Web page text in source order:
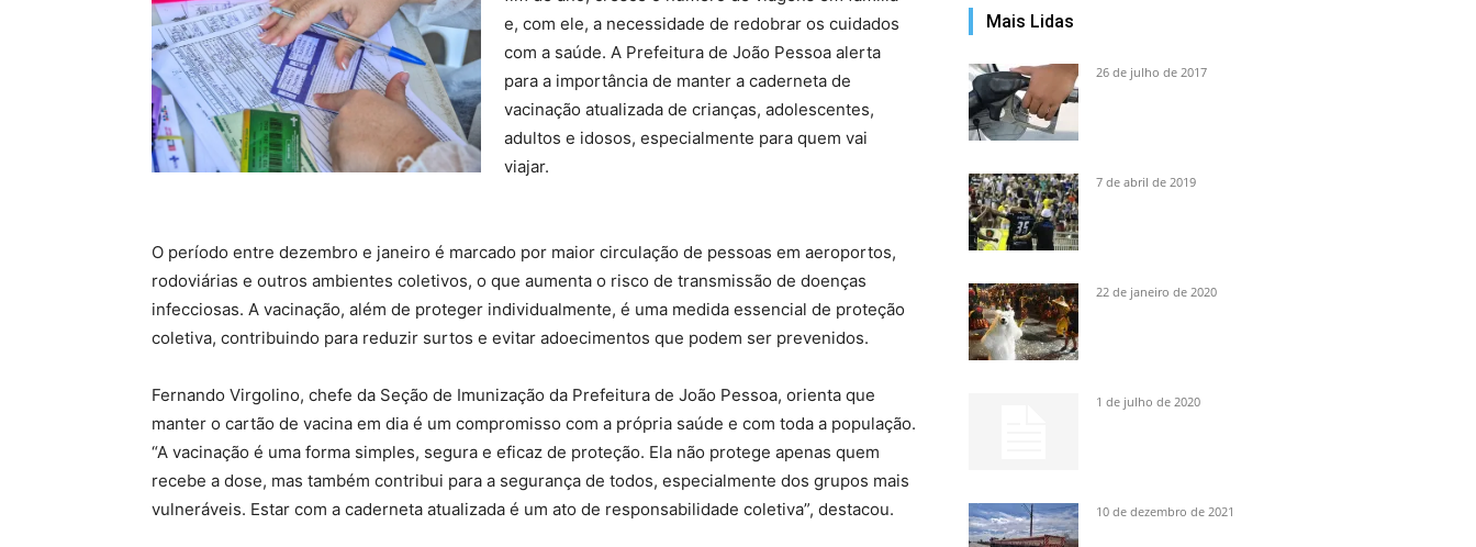
e, com ele, a necessidade de redobrar os cuidados
com a saúde. A Prefeitura de João Pessoa alerta
para a importância de manter a caderneta de
vacinação atualizada de crianças, adolescentes,
adultos e idosos, especialmente para quem vai
viajar.
O período entre dezembro e janeiro é marcado por maior circulação de pessoas em aeroportos,
rodoviárias e outros ambientes coletivos, o que aumenta o risco de transmissão de doenças
infecciosas. A vacinação, além de proteger individualmente, é uma medida essencial de proteção
coletiva, contribuindo para reduzir surtos e evitar adoecimentos que podem ser prevenidos.
Fernando Virgolino, chefe da Seção de Imunização da Prefeitura de João Pessoa, orienta que
manter o cartão de vacina em dia é um compromisso com a própria saúde e com toda a população.
“A vacinação é uma forma simples, segura e eficaz de proteção. Ela não protege apenas quem
recebe a dose, mas também contribui para a segurança de todos, especialmente dos grupos mais
vulneráveis. Estar com a caderneta atualizada é um ato de responsabilidade coletiva”, destacou.
Mais Lidas
26 de julho de 2017
7 de abril de 2019
22 de janeiro de 2020
1 de julho de 2020
10 de dezembro de 2021